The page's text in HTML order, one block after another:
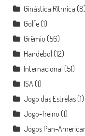
Ginástica Rítmica (8)
Golfe(1)
Grêmio (56)
Handebol (12)
Internacional (51)
ISA(1)
Jogo das Estrelas(1)
Jogo-Treino (1)
Jogos Pan-